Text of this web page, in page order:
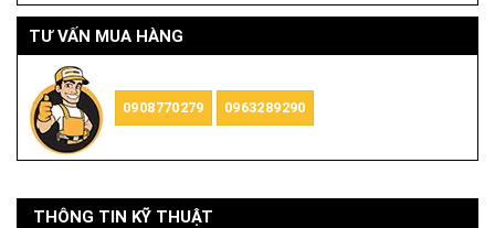
TƯ VẤN MUA HÀNG
0908770279 0963289290
THÔNG TIN KỸ THUẬT